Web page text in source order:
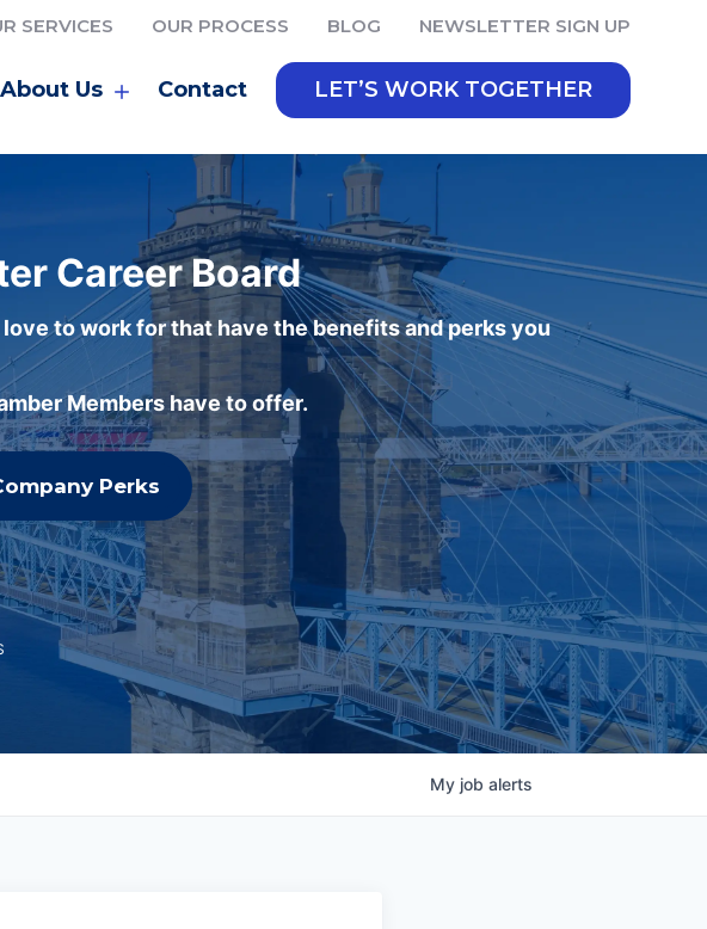
SERVICES OUR PROCESS BLOG NEWSLETTER SIGN UP
About Us Contact LET’S WORK TOGETHER
Career Board
to work for that have the benefits and perks you
Members have to offer.
Perks
My job alerts